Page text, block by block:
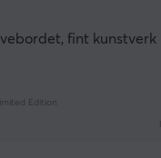
fint kunstverk
Edition